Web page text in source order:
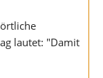
lautet: "Damit